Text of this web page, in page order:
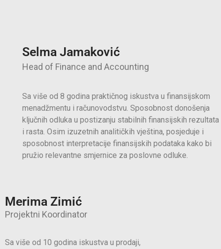
Selma Jamaković
Head of Finance and Accounting
Sa više od 8 godina praktičnog iskustva u finansijskom
menadžmentu i računovodstvu. Sposobnost donošenja
ključnih odluka u postizanju stabilnih finansijskih rezultata
i rasta. Osim izuzetnih analitičkih vještina, posjeduje i
sposobnost interpretacije finansijskih podataka kako bi
pružio relevantne smjernice za poslovne odluke.
Merima Zimić
Projektni Koordinator
Sa više od 10 godina iskustva u prodaji,